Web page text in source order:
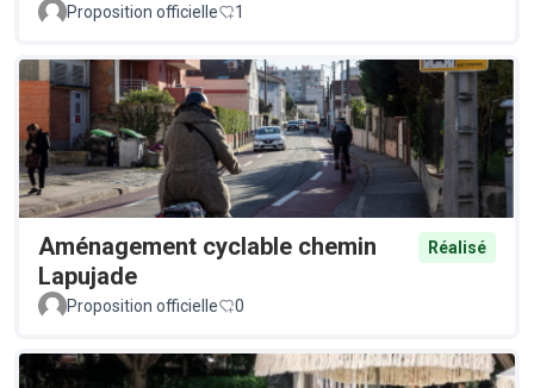
Proposition officielle 1
Aménagement cyclable chemin
Lapujade
Réalisé
Proposition officielle 0